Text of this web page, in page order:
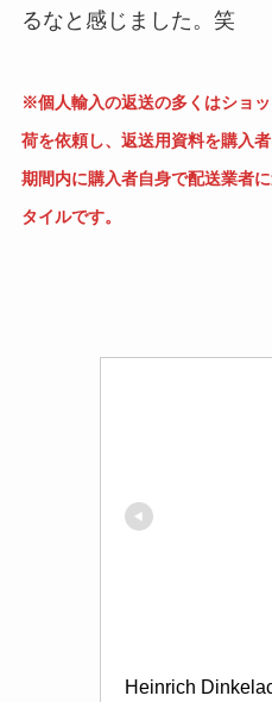
るなと感じました。笑
※個人輸入の返送の多くはショ
荷を依頼し、返送用資料を購入
期間内に購入者自身で配送業者
タイルです。
Heinrich